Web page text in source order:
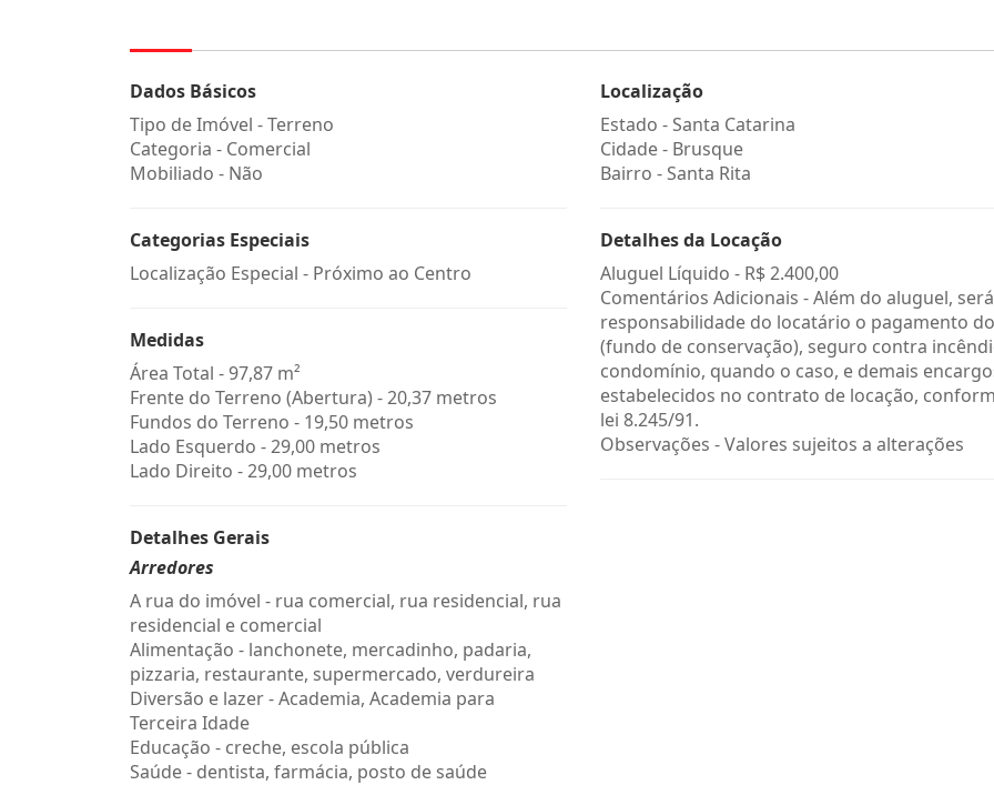
Dados Básicos
Tipo de Imóvel - Terreno
Categoria - Comercial
Mobiliado - Não
Categorias Especiais
Localização Especial - Próximo ao Centro
Medidas
Área Total - 97,87 m²
Frente do Terreno (Abertura) - 20,37 metros
Fundos do Terreno - 19,50 metros
Lado Esquerdo - 29,00 metros
Lado Direito - 29,00 metros
Detalhes Gerais
Arredores
A rua do imóvel - rua comercial, rua residencial, rua
residencial e comercial
Alimentação - lanchonete, mercadinho, padaria,
pizzaria, restaurante, supermercado, verdureira
Diversão e lazer - Academia, Academia para
Terceira Idade
Educação - creche, escola pública
Saúde - dentista, farmácia, posto de saúde
Localização
Estado -Santa Catarina
Cidade - Brusque
Bairro -Santa Rita
Detalhes da Locação
Aluguel Líquido - R$ 2.400,00
Comentários Adicionais - Além do aluguel,
responsabilidade do locatário o pagamento do
(fundo de conservação), seguro contra
condomínio, quando o caso, e demais
estabelecidos no contrato de locação,
lei 8.245/91.
Observações - Valores sujeitos a alterações